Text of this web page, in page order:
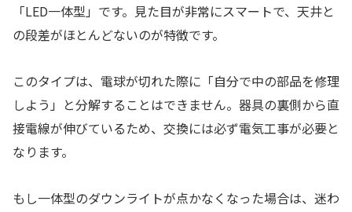
「LED一体型」です。見た目が非常にスマートで、天井と
の段差がほとんどないのが特徴です。
このタイプは、電球が切れた際に「自分で中の部品を修理
しよう」と分解することはできません。器具の裏側から直
接電線が伸びているため、交換には必ず電気工事が必要と
なります。
もし一体型のダウンライトが点かなくなった場合は、迷わ